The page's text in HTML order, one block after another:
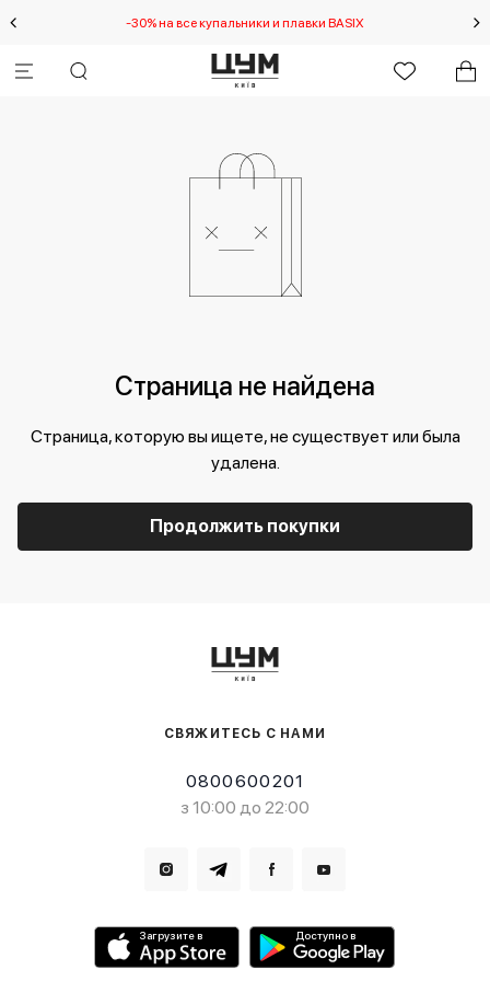
-30% на все купальники и плавки BASIX Специальное
Страница не найдена
Страница, которую вы ищете, не существует или была
удалена.
Продолжить покупки
СВЯЖИТЕСЬ С НАМИ
0800600201
з 10:00 до 22:00
Загрузите в Доступно в